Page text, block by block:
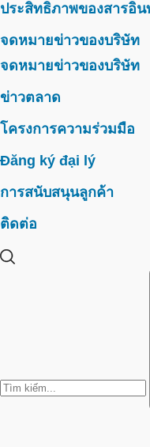
ประสิทธิภาพของสารอิ
จดหมายข่าวของบริษัท
จดหมายข่าวของบริษัท
ข่าวตลาด
โครงการความร่วมมือ
Đăng ký đại lý
การสนับสนุนลูกค้า
ติดต่อ